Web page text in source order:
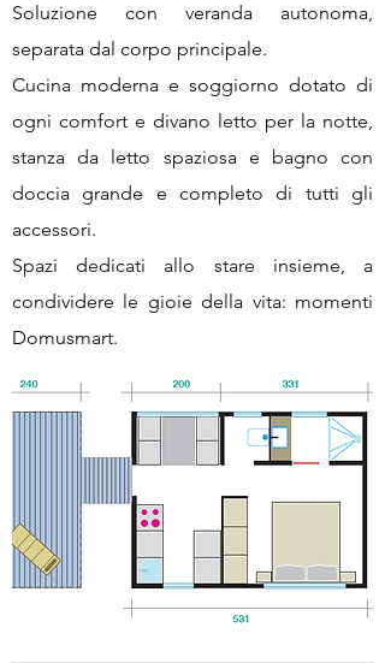
Soluzione con veranda autonoma,
separata dal corpo principale.
Cucina moderna e soggiorno dotato di
ogni comfort e divano letto per la notte,
stanza da letto spaziosa e bagno con
doccia grande e completo di tutti gli
accessori.
Spazi dedicati allo stare insieme, a
condividere le gioie della vita: momenti
Domusmart.